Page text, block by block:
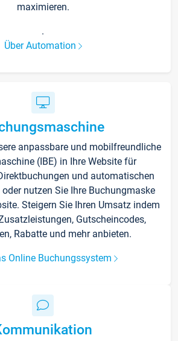
maximieren.
.
Über Automation
anpassbare und mobilfreundliche
(IBE) in Ihre Website für
und automatischen
nutzen Sie Ihre Buchungmaske
Steigern Sie Ihren Umsatz indem
Gutscheincodes,
Rabatte und mehr anbieten.
Online Buchungssystem